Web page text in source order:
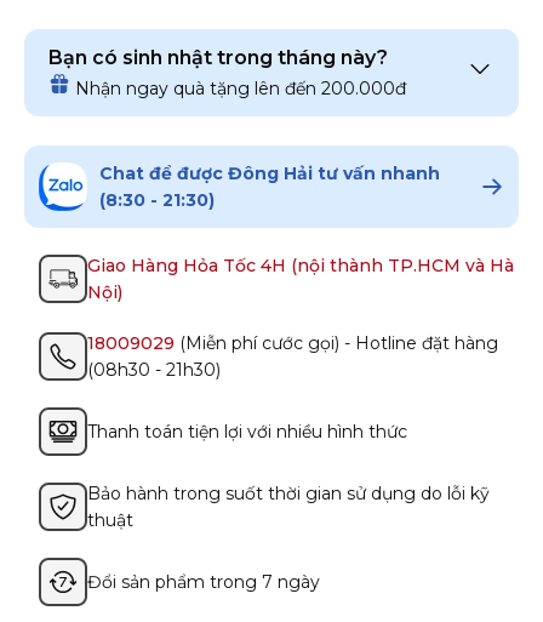
Bạn có sinh nhật trong tháng này?
Nhận ngay quà tặng lên đến 200.000đ
Chat để được Đông Hải tư vấn nhanh
(8:30 - 21:30)
Giao Hàng Hỏa Tốc 4H (nội thành TP.HCM và Hà
Nội)
18009029 (Miễn phí cước gọi) - Hotline đặt hàng
(08h30 - 21h30)
Thanh toán tiện lợi với nhiều hình thức
Bảo hành trong suốt thời gian sử dụng do lỗi kỹ
thuật
Đổi sản phẩm trong 7 ngày